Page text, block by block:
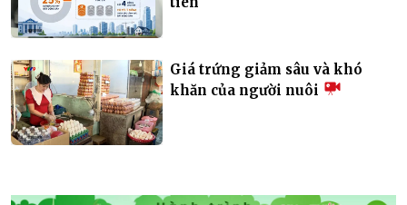
Giá trứng giảm sâu và khó
khăn của người nuôi